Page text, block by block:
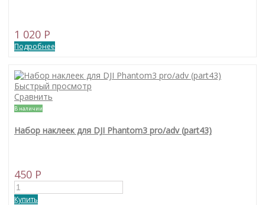
1 020 P
Подробнее
Быстрый просмотр
Сравнить
В наличии
Набор наклеек для DJI Phantom3 pro/adv (part43)
450 P
Купить